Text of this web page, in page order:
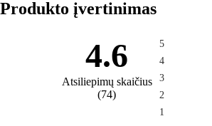
Produkto įvertinimas
4.6
Atsiliepimų skaičius
(74)
5
4
3
2
1